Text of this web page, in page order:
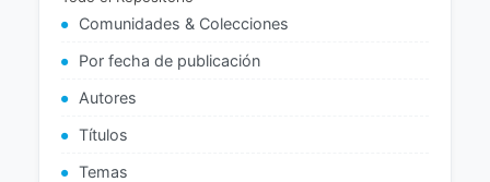
Comunidades & Colecciones
Por fecha de publicación
Autores
Títulos
Temas